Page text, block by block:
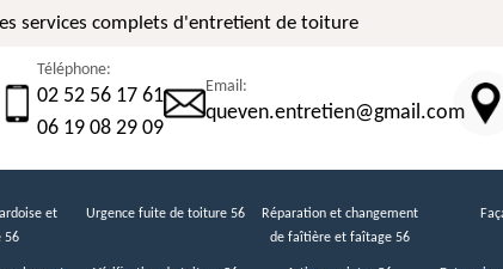
services complets d'entretient de toiture
Téléphone:
02 52 56 17 61
06 19 08 29 09
Email:
queven.entretien@gmail.com
et
56
Urgence fuite de toiture 56
Réparation et changement
de faîtière et faîtage 56